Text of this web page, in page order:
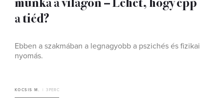
a tiéd?
Ebben a szakmában a legnagyobb a pszichés és fizikai
nyomás.
KOCSIS M. 3 PERC